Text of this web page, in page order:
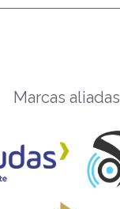
Marcas aliadas